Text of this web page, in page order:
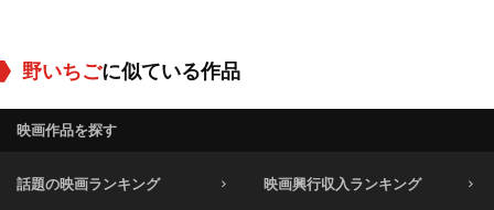
野いちごに似ている作品
映画作品を探す
話題の映画ランキング 映画興行収入ランキング